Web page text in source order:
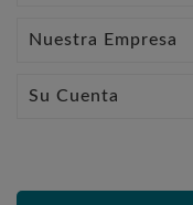
Nuestra Empresa
Su Cuenta